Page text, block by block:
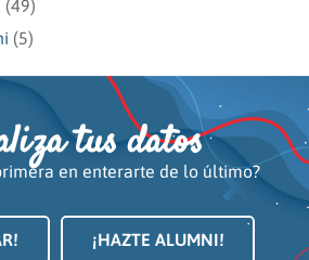
(49)
(5)
tus datos
en enterarte de lo último?
¡HAZTE ALUMNI!